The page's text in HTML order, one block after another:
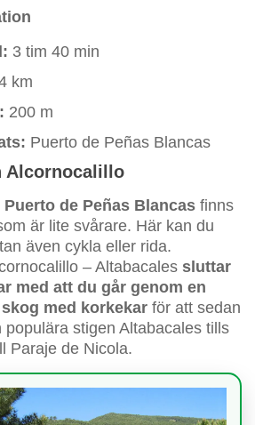
3 tim 40 min
km
200 m
Puerto de Peñas Blancas
Alcornocalillo
de Peñas Blancas finns
är lite svårare. Här kan du
även cykla eller rida.
– Altabacales sluttar
med att du går genom en
med korkekar för att sedan
stigen Altabacales tills
Paraje de Nicola.